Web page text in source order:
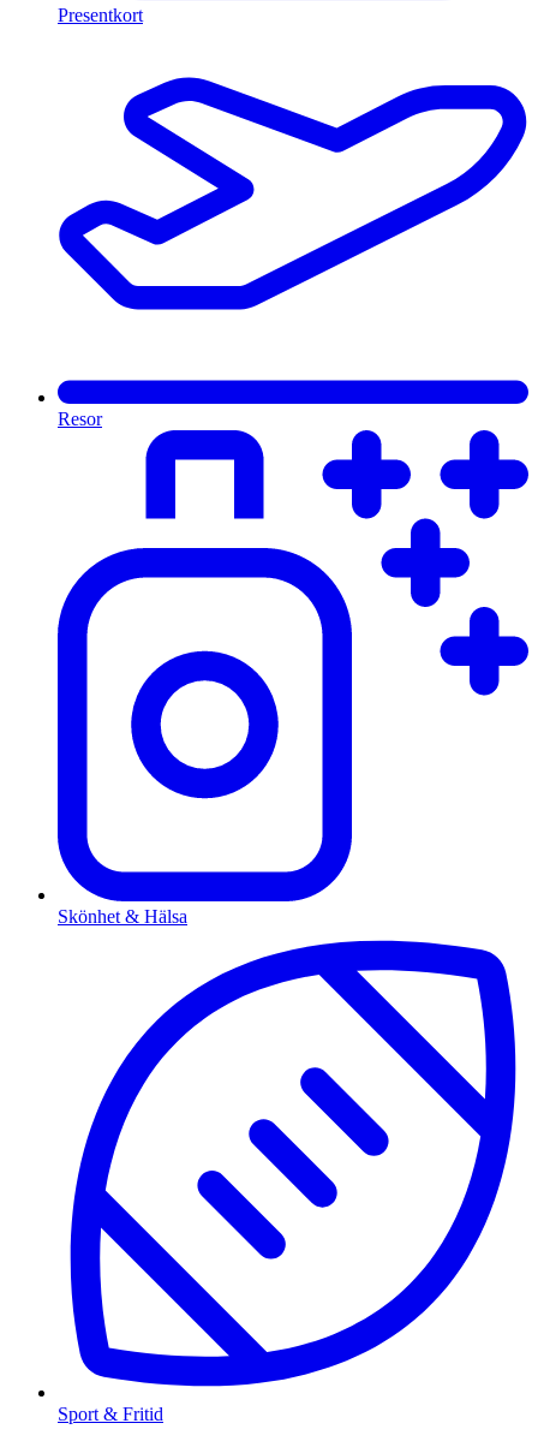
Presentkort
Resor
Skönhet & Hälsa
Sport & Fritid